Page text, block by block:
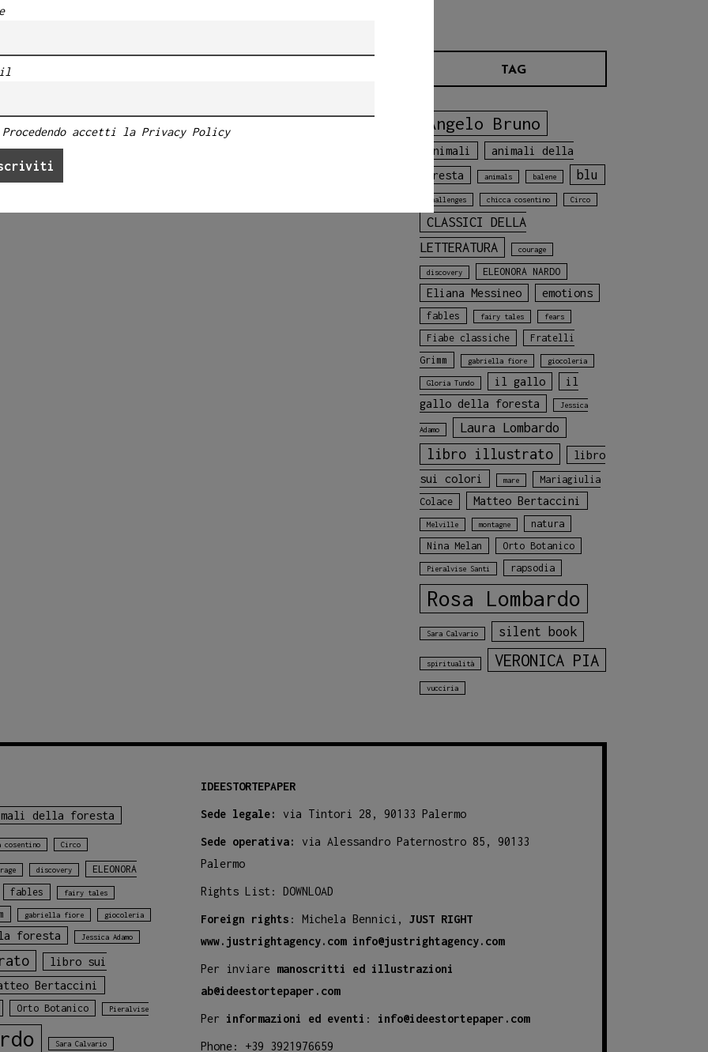
TAG
Angelo Bruno
animali
animali della
foresta
animals balene blu
challenges chicca cosentino Circo
CLASSICI DELLA
LETTERATURA
courage
discovery ELEONORA NARDO
Eliana Messineo emotions
fables fairy tales fears
Fiabe classiche
Fratelli
Grimm
gabriella fiore giocoleria
Gloria Tundo il gallo
il
gallo della foresta
Jessica
Adamo Laura Lombardo
libro illustrato
libro
sui colori
mare
Mariagiulia
Colace
Matteo Bertaccini
Melville montagne
natura
Nina Melan
Orto Botanico
Pieralvise Santi rapsodia
Rosa Lombardo
Sara Calvario silent book
spiritualità VERONICA PIA
vucciria
della foresta
cosentino Circo
discovery
ELEONORA
fables
fairy tales
gabriella fiore giocoleria
foresta Jessica Adamo
libro sui
Bertaccini
Orto Botanico Pieralvise
Sara Calvario
IDEESTORTEPAPER
Sede legale: via Tintori 28, 90133 Palermo
Sede operativa:
via Alessandro Paternostro 85, 90133
Palermo
Rights List:DOWNLOAD
Foreign rights : Michela Bennici,JUST RIGHT
www.justrightagency.com info@justrightagency.com
Per inviare manoscritti ed illustrazioni
ab@ideestortepaper.com
Per informazioni ed eventi : info@ideestortepaper.com
Phone: +39 3921976659
Procedendo accetti la Privacy Policy